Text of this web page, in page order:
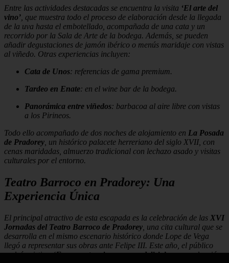
Entre las actividades destacadas se encuentra la visita ‘El arte del
vino’ , que muestra todo el proceso de elaboración desde la llegada
de la uva hasta el embotellado, acompañada de una cata y un
recorrido por la Sala de Arte de la bodega. Además, se pueden
añadir degustaciones de jamón ibérico o menús maridaje con vistas
al viñedo. Otras experiencias incluyen:
Cata de Unos: referencias de gama premium.
Tardeo en Enate: en el wine bar de la bodega.
Panorámica entre viñedos: barbacoa al aire libre con vistas
a los Pirineos.
Todo ello acompañado de dos noches de alojamiento en La Posada
de Pradorey , un histórico palacete herreriano del siglo XVII, con
cenas maridadas, almuerzo tradicional con lechazo asado y visitas
culturales por el entorno.
Teatro Barroco en Pradorey: Una
Experiencia Única
El principal atractivo de esta escapada es la celebración de las XVI
Jornadas del Teatro Barroco de Pradorey , una cita cultural que se
desarrolla en el mismo escenario histórico donde Lope de Vega
llegó a representar sus obras ante Felipe III. Este año, el público
podrá asistir a‘Farra: entre vino, verso y delirio’, una producción